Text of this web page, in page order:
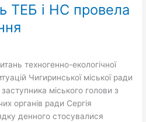
ТЕБ і НС провела
техногенно-екологічної
Чигиринської міської ради
міського голови з
органів ради Сергія
денного стосувалися